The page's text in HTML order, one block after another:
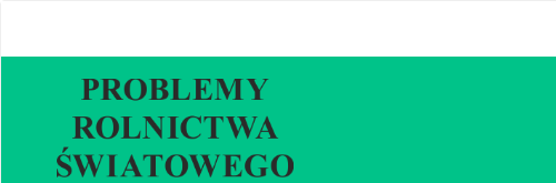
Content
Sidebar